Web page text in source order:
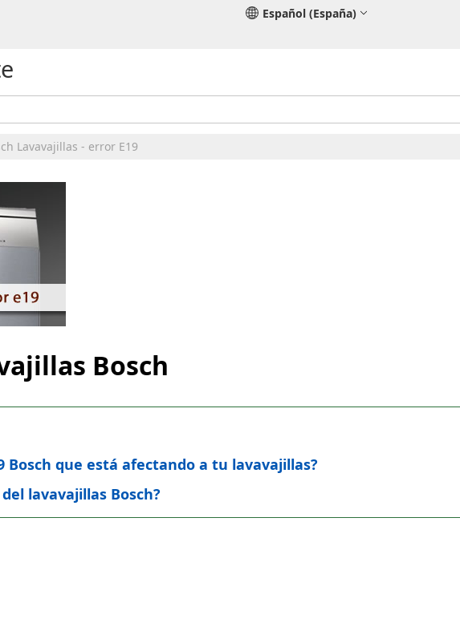
Español (España)
Lavavajillas - error E19
Bosch
Bosch que está afectando a tu lavavajillas?
lavavajillas Bosch?